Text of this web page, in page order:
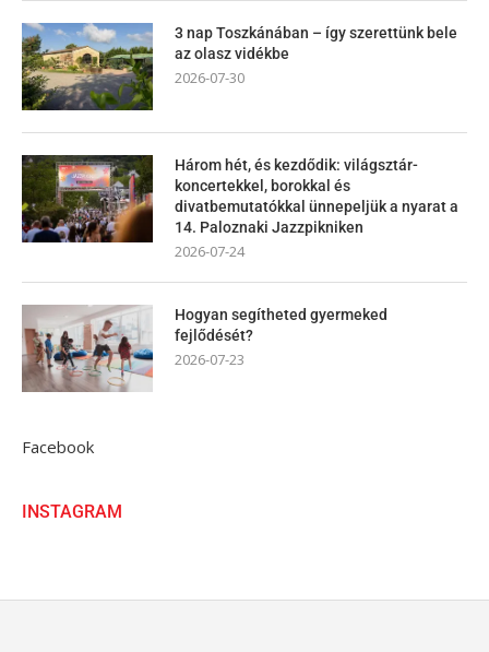
3 nap Toszkánában – így szerettünk bele
az olasz vidékbe
2026-07-30
Három hét, és kezdődik: világsztár-
koncertekkel, borokkal és
divatbemutatókkal ünnepeljük a nyarat a
14. Paloznaki Jazzpikniken
2026-07-24
Hogyan segítheted gyermeked
fejlődését?
2026-07-23
Facebook
INSTAGRAM